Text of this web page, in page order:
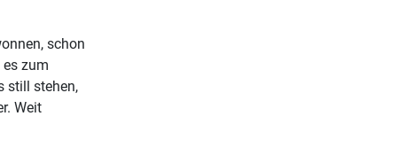
schon
zum
still stehen,
Weit